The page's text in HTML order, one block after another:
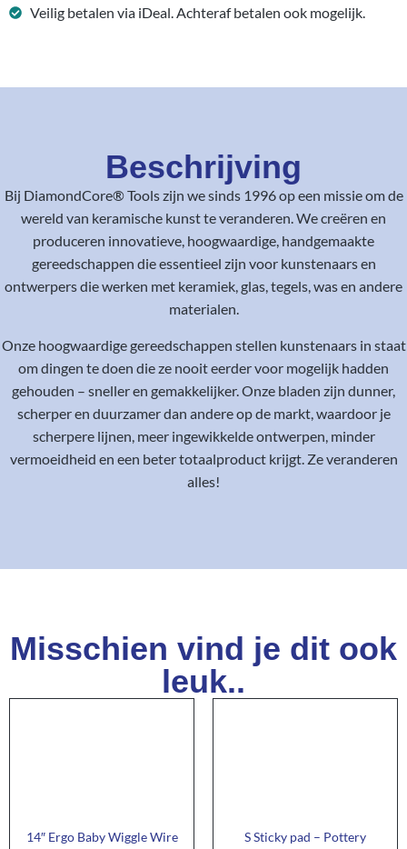
Veilig betalen via iDeal. Achteraf betalen ook mogelijk.
Beschrijving
Bij DiamondCore® Tools zijn we sinds 1996 op een missie om de
wereld van keramische kunst te veranderen. We creëren en
produceren innovatieve, hoogwaardige, handgemaakte
gereedschappen die essentieel zijn voor kunstenaars en
ontwerpers die werken met keramiek, glas, tegels, was en andere
materialen.
Onze hoogwaardige gereedschappen stellen kunstenaars in staat
om dingen te doen die ze nooit eerder voor mogelijk hadden
gehouden – sneller en gemakkelijker. Onze bladen zijn dunner,
scherper en duurzamer dan andere op de markt, waardoor je
scherpere lijnen, meer ingewikkelde ontwerpen, minder
vermoeidheid en een beter totaalproduct krijgt. Ze veranderen
alles!
Misschien vind je dit ook
leuk..
14″ Ergo Baby Wiggle Wire S Sticky pad – Pottery